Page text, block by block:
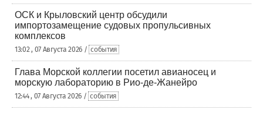
ОСК и Крыловский центр обсудили
импортозамещение судовых пропульсивных
комплексов
13:02 , 07 Августа 2026 / события
Глава Морской коллегии посетил авианосец и
морскую лабораторию в Рио-де-Жанейро
12:44 , 07 Августа 2026 / события